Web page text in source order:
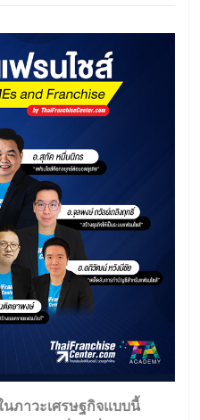
ภาวะเศรษฐกิจแบบนี้